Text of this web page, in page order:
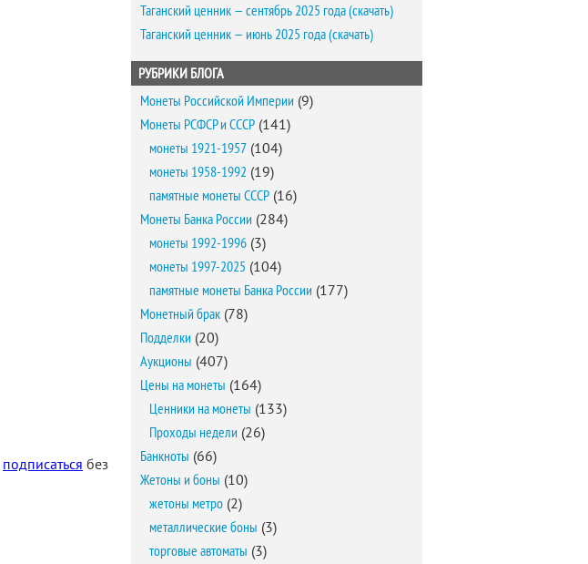
подписаться без
Таганский ценник — сентябрь 2025 года (скачать)
Таганский ценник — июнь 2025 года (скачать)
РУБРИКИ БЛОГА
Монеты Российской Империи (9)
Монеты РСФСР и СССР (141)
монеты 1921-1957 (104)
монеты 1958-1992 (19)
памятные монеты СССР (16)
Монеты Банка России (284)
монеты 1992-1996 (3)
монеты 1997-2025 (104)
памятные монеты Банка России (177)
Монетный брак (78)
Подделки (20)
Аукционы (407)
Цены на монеты (164)
Ценники на монеты (133)
Проходы недели (26)
Банкноты (66)
Жетоны и боны (10)
жетоны метро (2)
металлические боны (3)
торговые автоматы (3)